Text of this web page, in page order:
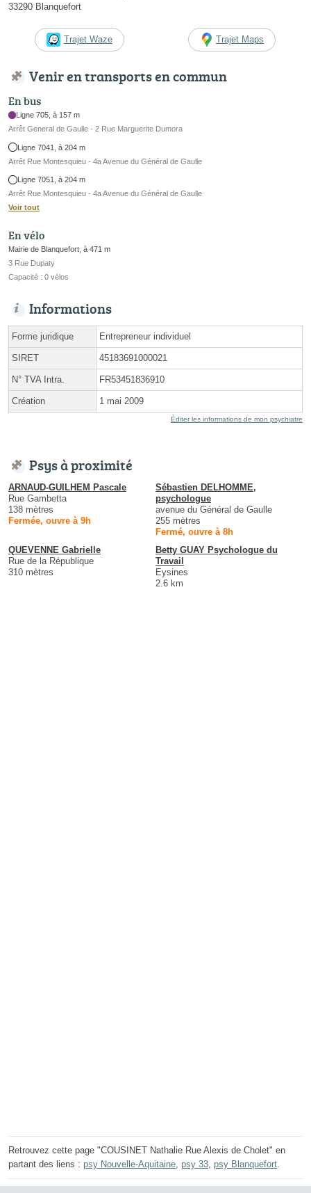
33290 Blanquefort
Trajet Waze Trajet Maps
Venir en transports en commun
En bus
Ligne 705, à 157 m
Arrêt General de Gaulle - 2 Rue Marguerite Dumora
Ligne 7041, à 204 m
Arrêt Rue Montesquieu - 4a Avenue du Général de Gaulle
Ligne 7051, à 204 m
Arrêt Rue Montesquieu - 4a Avenue du Général de Gaulle
Voir tout
En vélo
Mairie de Blanquefort, à 471 m
3 Rue Dupaty
Capacité : 0 vélos
Informations
Forme juridique Entrepreneur individuel
SIRET 45183691000021
N° TVA Intra. FR53451836910
Création 1 mai 2009
Éditer les informations de mon psychiatre
Psys à proximité
ARNAUD-GUILHEM Pascale
Rue Gambetta
138 mètres
Fermée, ouvre à 9h
Sébastien DELHOMME,
psychologue
avenue du Général de Gaulle
255 mètres
Fermé, ouvre à 8h
QUEVENNE Gabrielle
Rue de la République
310 mètres
Betty GUAY Psychologue du
Travail
Eysines
2.6 km
Retrouvez cette page "COUSINET Nathalie Rue Alexis de Cholet" en
partant des liens : psy Nouvelle-Aquitaine psy 33 psy Blanquefort